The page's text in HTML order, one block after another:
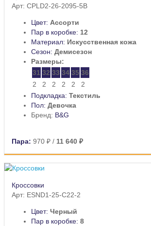
Арт: CPLD2-26-2095-5B
Цвет: Ассорти
Пар в коробке: 12
Материал: Искусственная кожа
Сезон: Демисезон
Размеры:
31 32 33 34 35 36
2
2 2 2 2
2
Подкладка: Текстиль
Пол: Девочка
Бренд: B&G
Пара: 970 ₽ / 11 640 ₽
Кроссовки
Арт: ESND1-25-C22-2
Цвет: Черный
Пар в коробке: 8